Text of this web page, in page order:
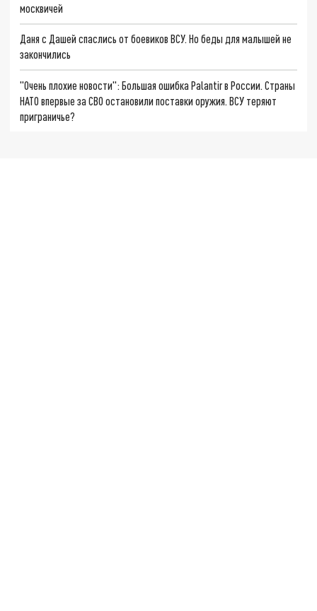
москвичей
Даня с Дашей спаслись от боевиков ВСУ. Но беды для малышей не
закончились
"Очень плохие новости": Большая ошибка Palantir в России. Страны
НАТО впервые за СВО остановили поставки оружия. ВСУ теряют
приграничье?